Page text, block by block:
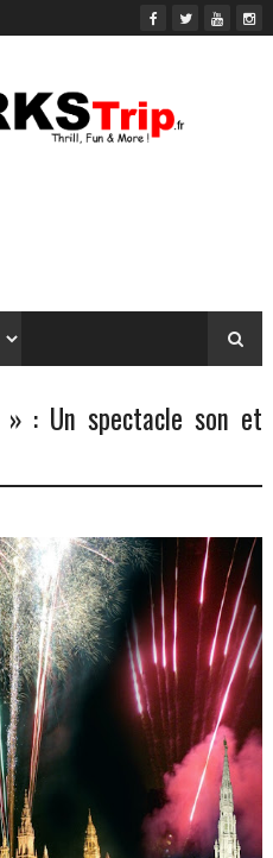
: Un spectacle son et